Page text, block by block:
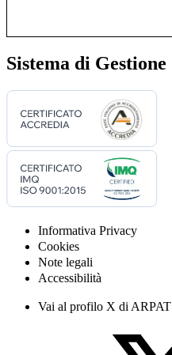
Sistema di Gestione
Informativa Privacy
Cookies
Note legali
Accessibilità
Vai al profilo X di ARPAT